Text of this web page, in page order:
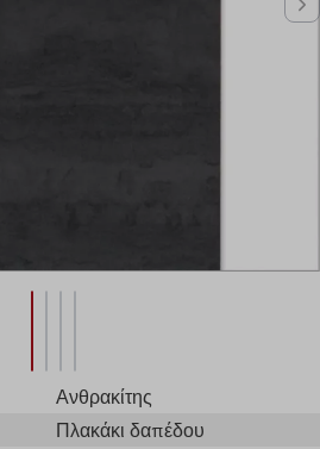
Ανθρακίτης
Πλακάκι δαπέδου